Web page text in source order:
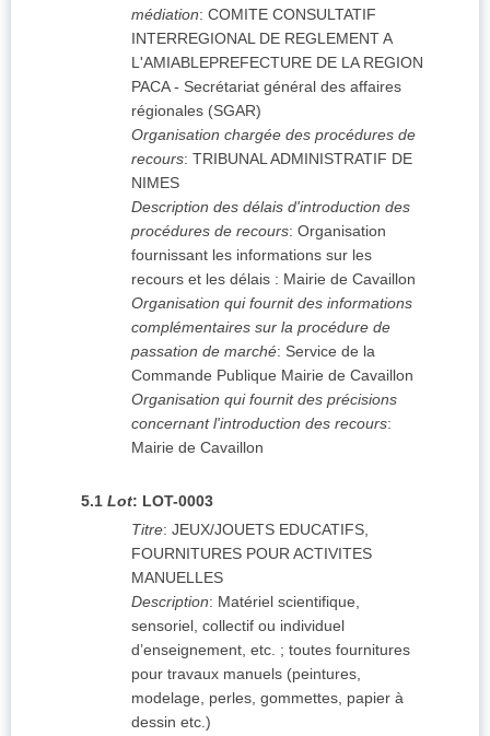
médiation: COMITE CONSULTATIF
INTERREGIONAL DE REGLEMENT A
L'AMIABLEPREFECTURE DE LA REGION
PACA - Secrétariat général des affaires
régionales (SGAR)
Organisation chargée des procédures de
recours: TRIBUNAL ADMINISTRATIF DE
NIMES
Description des délais d'introduction des
procédures de recours: Organisation
fournissant les informations sur les
recours et les délais : Mairie de Cavaillon
Organisation qui fournit des informations
complémentaires sur la procédure de
passation de marché: Service de la
Commande Publique Mairie de Cavaillon
Organisation qui fournit des précisions
concernant l'introduction des recours:
Mairie de Cavaillon
5.1 Lot: LOT-0003
Titre: JEUX/JOUETS EDUCATIFS,
FOURNITURES POUR ACTIVITES
MANUELLES
Description: Matériel scientifique,
sensoriel, collectif ou individuel
d’enseignement, etc. ; toutes fournitures
pour travaux manuels (peintures,
modelage, perles, gommettes, papier à
dessin etc.)